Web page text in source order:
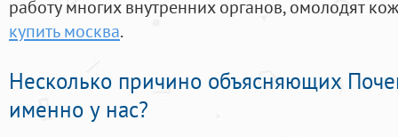
работу многих внутренних органов, омолодят
купить москва.
Несколько причино объясняющих
именно у нас?